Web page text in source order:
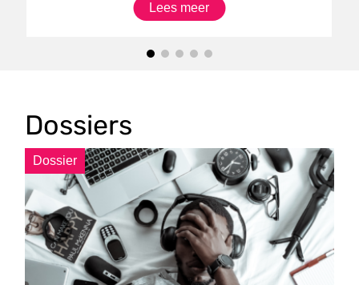
Lees meer
Dossiers
Dossier